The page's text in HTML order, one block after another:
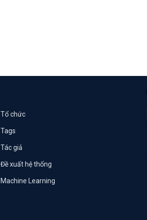
Tổ chức
Tags
Tác giả
Đề xuất hệ thống
Machine Learning